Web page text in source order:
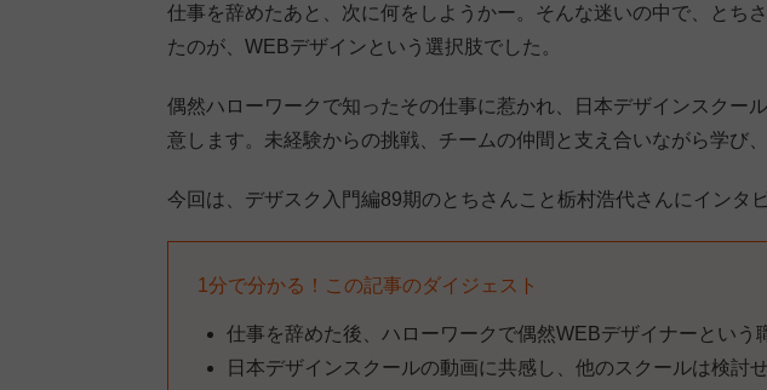
仕事を辞めたあと、次に何をしようかー。そんな迷いの中で、とち
たのが、WEBデザインという選択肢でした。
偶然ハローワークで知ったその仕事に惹かれ、日本デザインスクー
意します。未経験からの挑戦、チームの仲間と支え合いながら学び
今回は、デザスク入門編89期のとちさんこと栃村浩代さんにインタ
1分で分かる！この記事のダイジェスト
仕事を辞めた後、ハローワークで偶然WEBデザイナーという
日本デザインスクールの動画に共感し、他のスクールは検討